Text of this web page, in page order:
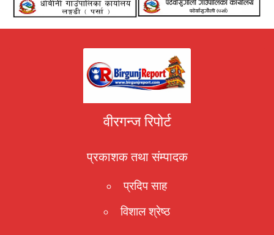
वीरगन्ज रिपोर्ट
प्रकाशक तथा संम्पादक
प्रदिप साह
विशाल श्रेष्ठ